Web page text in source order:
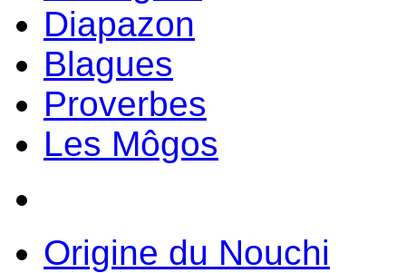
Diapazon
Blagues
Proverbes
Les Môgos
Origine du Nouchi